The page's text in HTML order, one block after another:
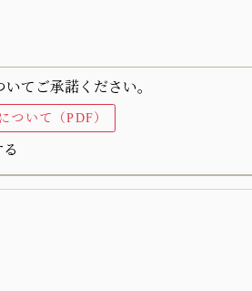
てご承諾ください。
ついて（PDF）